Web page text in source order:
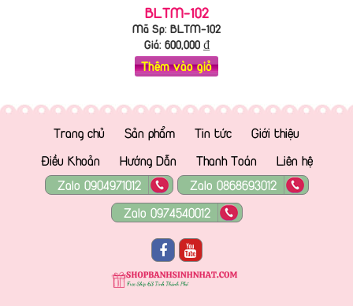
BLTM-102
Mã Sp: BLTM-102
Giá: 600,000₫
Thêm vào giỏ
Trang chủ Sản phẩm Tin tức
Giới thiệu
Điều Khoản
Hướng Dẫn Thanh Toán
Liên hệ
Zalo 0904971012
Zalo 0868693012
Zalo 0974540012